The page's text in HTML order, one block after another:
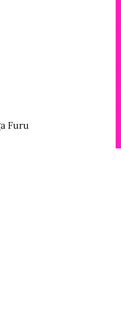
Furu